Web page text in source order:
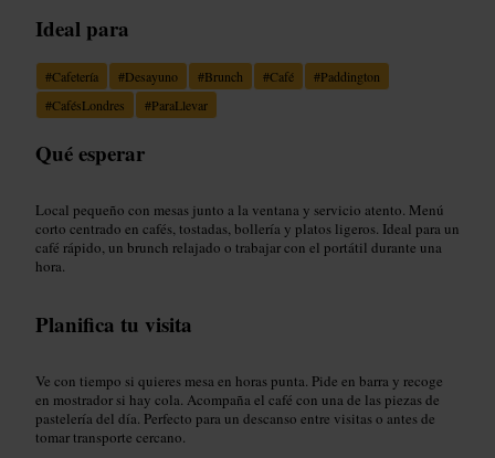
Ideal para
#Cafetería #Desayuno #Brunch #Café #Paddington
#CafésLondres #ParaLlevar
Qué esperar
Local pequeño con mesas junto a la ventana y servicio atento. Menú
corto centrado en cafés, tostadas, bollería y platos ligeros. Ideal para un
café rápido, un brunch relajado o trabajar con el portátil durante una
hora.
Planifica tu visita
Ve con tiempo si quieres mesa en horas punta. Pide en barra y recoge
en mostrador si hay cola. Acompaña el café con una de las piezas de
pastelería del día. Perfecto para un descanso entre visitas o antes de
tomar transporte cercano.